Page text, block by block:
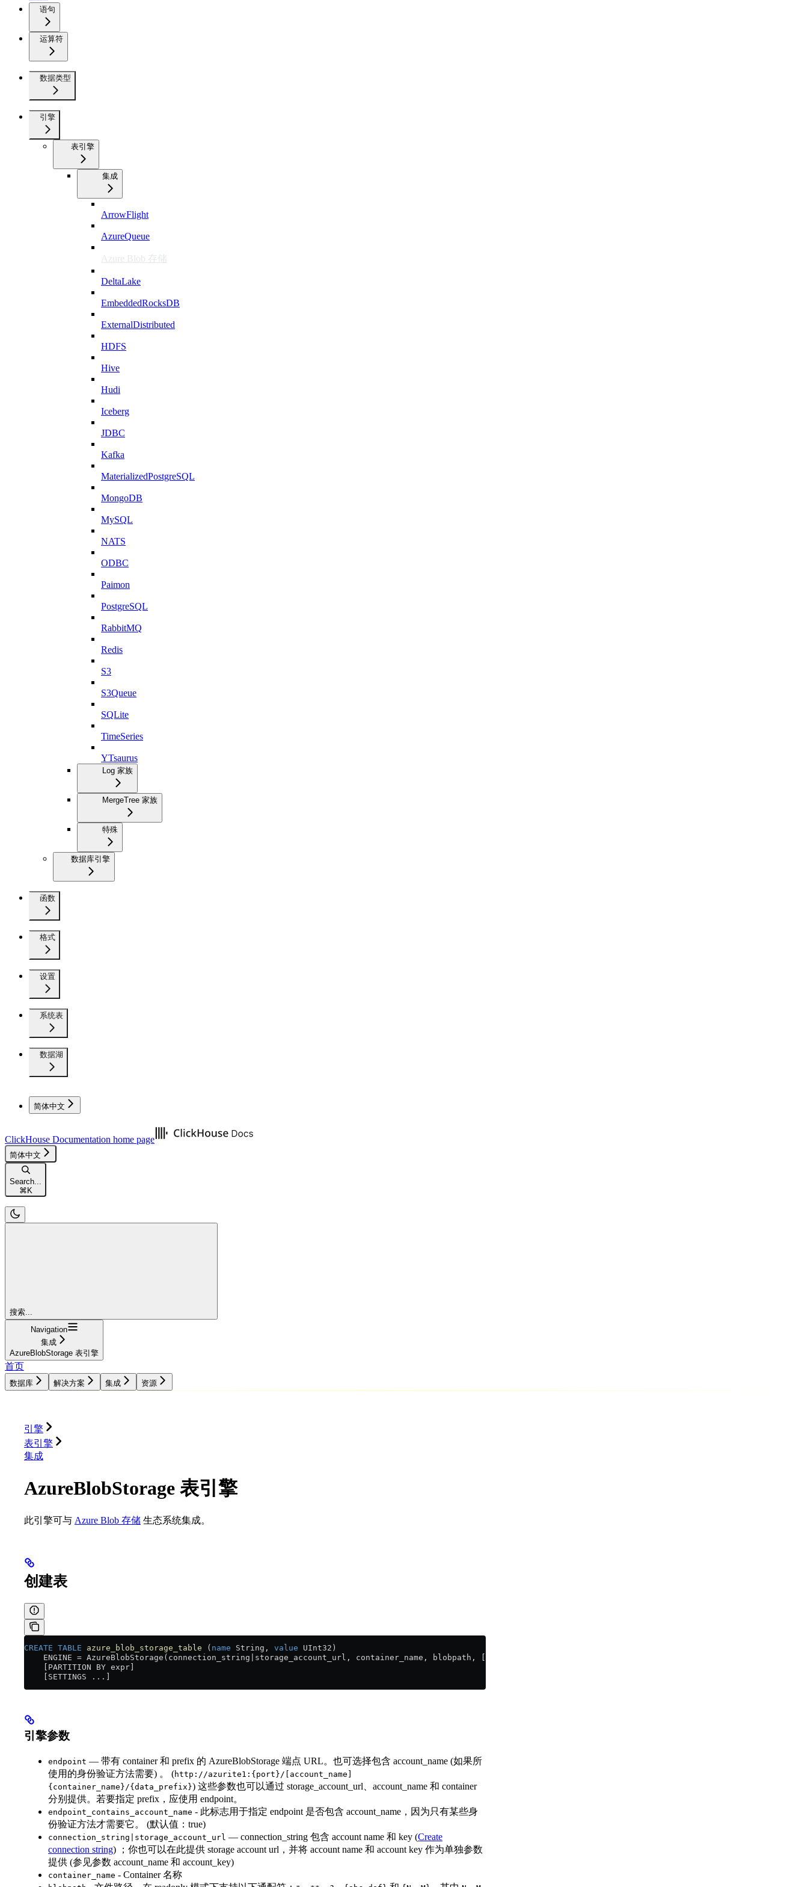
语句
运算符
数据类型
引擎
表引擎
集成
ArrowFlight
AzureQueue
Azure Blob 存储
DeltaLake
EmbeddedRocksDB
ExternalDistributed
HDFS
Hive
Hudi
Iceberg
JDBC
Kafka
MaterializedPostgreSQL
MongoDB
MySQL
NATS
ODBC
Paimon
PostgreSQL
RabbitMQ
Redis
S3
S3Queue
SQLite
TimeSeries
YTsaurus
Log 家族
MergeTree 家族
特殊
数据库引擎
函数
格式
设置
系统表
数据湖
简体中文
ClickHouse Documentation home page
简体中文
Search...
⌘K
搜索...
Navigation
集成
AzureBlobStorage 表引擎
首页
数据库 解决方案 集成 资源
引擎
表引擎
集成
AzureBlobStorage 表引擎
此引擎可与 Azure Blob 存储 生态系统集成。
创建表
CREATE TABLE azure_blob_storage_table ( name String, value UInt32)
    ENGINE
= AzureBlobStorage(connection_string|storage_account_url, container_name, blobpath, [account_name, account_key, format, compression,
    [PARTITION BY expr]
    [SETTINGS ...]
引擎参数
endpoint — 带有 container 和 prefix 的 AzureBlobStorage 端点 URL。也可选择包含 account_name (如果所
使用的身份验证方法需要) 。 (http://azurite1:{port}/[account_name]
{container_name}/{data_prefix}) 这些参数也可以通过 storage_account_url、account_name 和 container
分别提供。若要指定 prefix，应使用 endpoint。
endpoint_contains_account_name - 此标志用于指定 endpoint 是否包含 account_name，因为只有某些身
份验证方法才需要它。 (默认值：true)
connection_string|storage_account_url — connection_string 包含 account name 和 key (Create
connection string) ；你也可以在此提供 storage account url，并将 account name 和 account key 作为单独参数
提供 (参见参数 account_name 和 account_key)
container_name - Container 名称